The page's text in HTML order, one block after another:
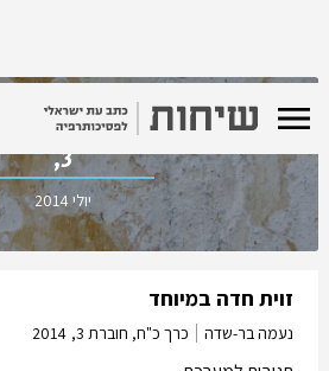
כרך כ"ח, חוברת
3,
יולי 2014
זוית חדה במיוחד
נעמה בר-שדה כרך כ"ח, חוברת 3, 2014